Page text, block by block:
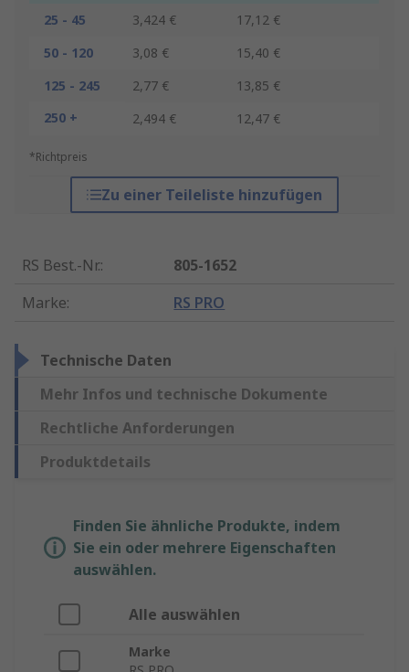
25 - 45
3,424 €
17,12 €
50 - 120
3,08 €
15,40 €
125 - 245
2,77 €
13,85 €
250 +
2,494 € 12,47 €
*Richtpreis
Zu einer Teileliste hinzufügen
RS Best.-Nr.:
805-1652
Marke: RS PRO
Technische Daten
Mehr Infos und technische Dokumente
Rechtliche Anforderungen
Produktdetails
Finden Sie ähnliche Produkte, indem
Sie ein oder mehrere Eigenschaften
auswählen.
Alle auswählen
Marke